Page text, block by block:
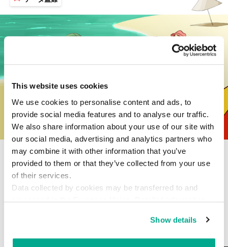
This website uses cookies
We use cookies to personalise content and ads, to
provide social media features and to analyse our traffic.
We also share information about your use of our site with
our social media, advertising and analytics partners who
may combine it with other information that you’ve
provided to them or that they’ve collected from your use
of their services.
Data collected by cookies may be transferred to and
processed in the European Union. Detailed information
Show details
旅先でデバイスを盗まれても、デー
タを盗られないためのヒント
万一モバイルデバイスを盗まれたときの被害をできるだけ抑える